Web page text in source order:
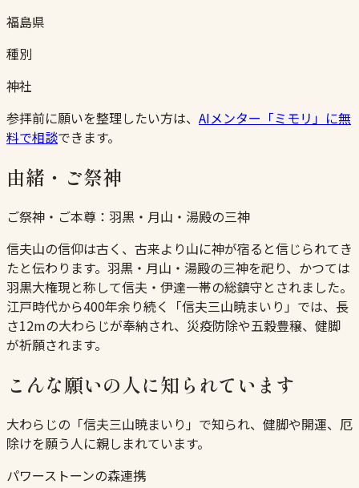
福島県
種別
神社
参拝前に願いを整理したい方は、 AIメンター「ミモリ」に無
料で相談できます。
由緒・ご祭神
ご祭神・ご本尊： 羽黒・月山・湯殿の三神
信夫山の信仰は古く、古来より山に神が宿ると信じられてき
たと伝わります。羽黒・月山・湯殿の三神を祀り、かつては
羽黒大権現と称して信夫・伊達一帯の総鎮守とされました。
江戸時代から400年余り続く「信夫三山暁まいり」では、長
さ12mの大わらじが奉納され、災疫防除や五穀豊穣、健脚
が祈願されます。
こんな願いの人に知られています
大わらじの「信夫三山暁まいり」で知られ、健脚や開運、厄
除けを願う人に親しまれています。
パワーストーンの森連携